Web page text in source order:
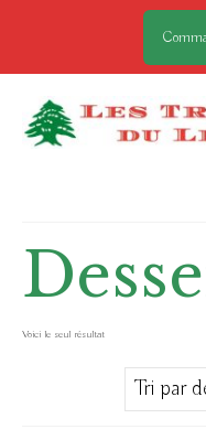
Voici le seul résultat